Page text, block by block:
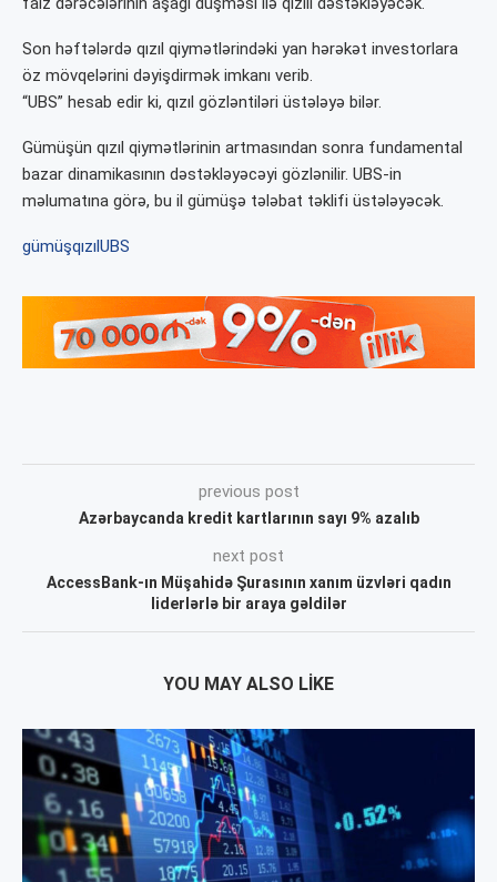
Son həftələrdə qızıl qiymətlərindəki yan hərəkət investorlara
öz mövqelərini dəyişdirmək imkanı verib.
“UBS” hesab edir ki, qızıl gözləntiləri üstələyə bilər.
Gümüşün qızıl qiymətlərinin artmasından sonra fundamental
bazar dinamikasının dəstəkləyəcəyi gözlənilir. UBS-in
məlumatına görə, bu il gümüşə tələbat təklifi üstələyəcək.
gümüşqızılUBS
previous post
Azərbaycanda kredit kartlarının sayı 9% azalıb
next post
AccessBank-ın Müşahidə Şurasının xanım üzvləri qadın
liderlərlə bir araya gəldilər
YOU MAY ALSO LIKE